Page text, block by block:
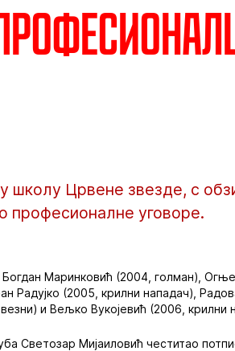
школу Црвене звезде, с
професионалне уговоре.
Богдан Маринковић (2004, голман),
(2005, крилни нападач),
и Вељко Вукојевић (2006, крилни
Светозар Мијаиловић честитао